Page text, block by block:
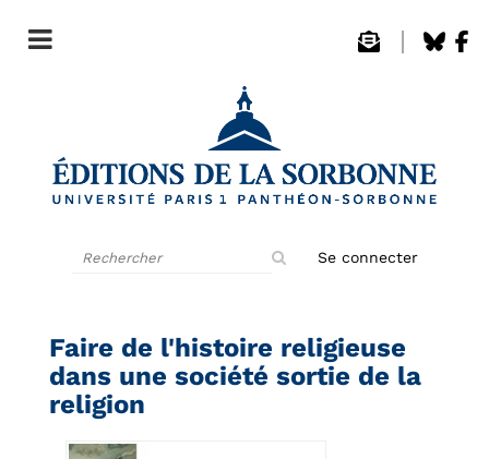
Se connecter
Faire de l'histoire religieuse
dans une société sortie de la
religion